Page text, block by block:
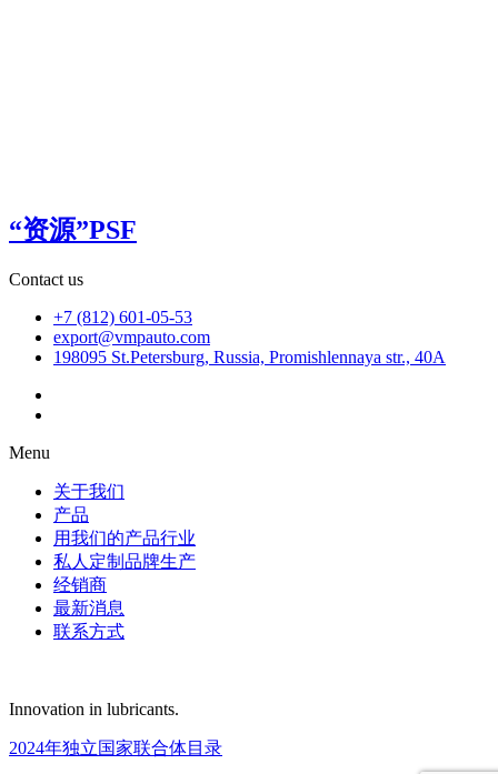
“资源”PSF
Contact us
+7 (812) 601-05-53
export@vmpauto.com
198095 St.Petersburg, Russia, Promishlennaya str., 40A
Menu
关于我们
产品
用我们的产品行业
私人定制品牌生产
经销商
最新消息
联系方式
Innovation in lubricants.
2024年独立国家联合体目录